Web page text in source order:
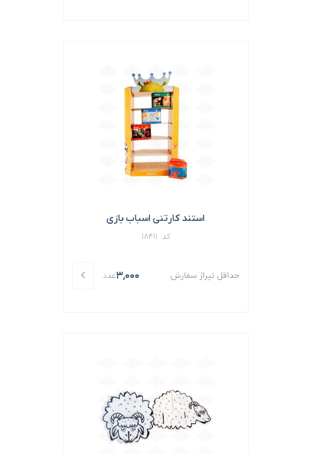
استند کارتنی اسباب بازی
کد: 18411
حداقل تیراژ سفارش 3,000عدد